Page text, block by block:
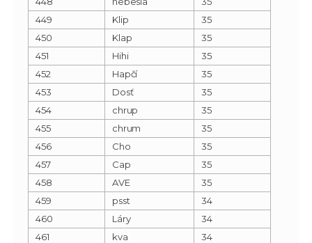
449
Klip
35
450
Klap
35
451
Hihi
35
452
Hapčí
35
453
Dosť
35
454
chrup
35
455
chrum
35
456
Cho
35
457
Cap
35
458
AVE
35
459
psst
34
460
Láry
34
461
kva
34